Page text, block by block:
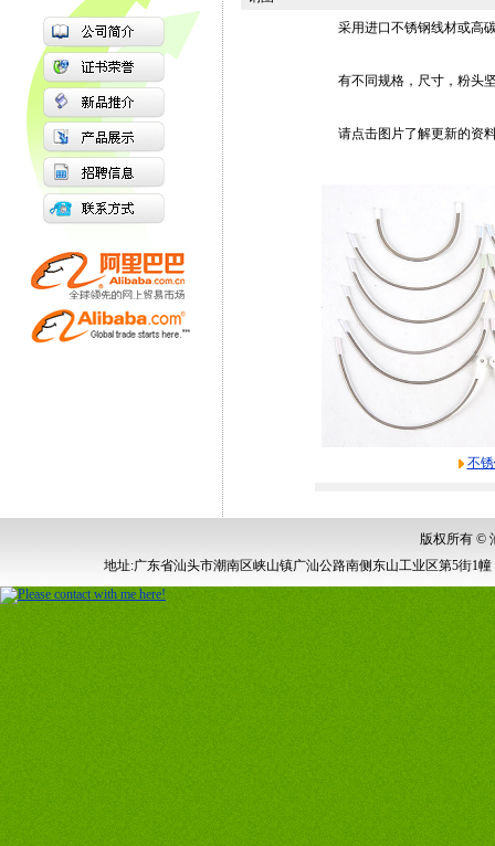
采用进口不锈钢线材或高
有不同规格，尺寸，粉头
请点击图片了解更新的资
不
版权所有 ©
地址:广东省汕头市潮南区峡山镇广汕公路南侧东山工业区第5街1幢